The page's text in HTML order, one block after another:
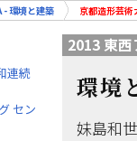
- 環境と建築 京都造形芸
連続
セン
2013 東
環境
妹島和